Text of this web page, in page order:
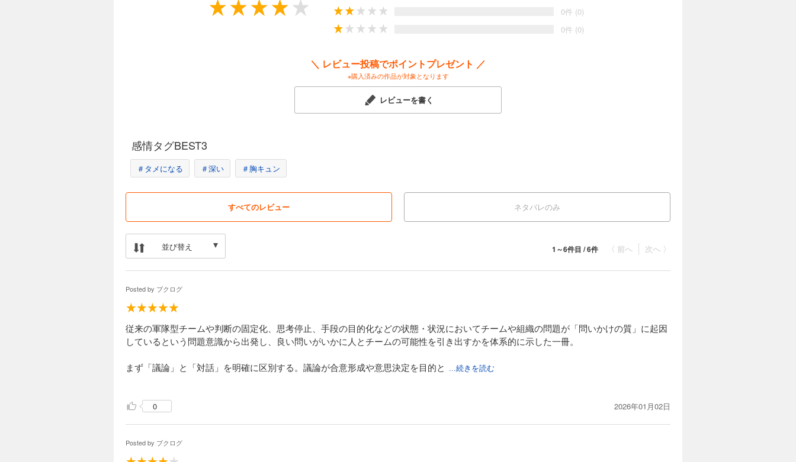
問いかけとは、さまざまなコミュニケーション場面において、相手に質問を投げかけ、反応を促進することです。
そして、「見立てる」「組み立てる」「投げかける」——この3つのサイクルを回すことで、相手の中に眠る思考と行動を引き出していきます。
・ルーツ発掘「いつ頃からこだわるようになったのですか？」
・真善美「”正しい〇〇”とはなんでしょうか？」
固定観念を揺さぶる質問＝ユサブリモード
・仮定法「もし〜だとしたら、どうでしょうか？」
・バイアス破壊「本当にそれが必要ですか？」
◆こんなリーダーにおすすめです
・チームメンバーから主体的な意見や行動を引き出したい方
0件 (0)
0件 (0)
＼ レビュー投稿でポイントプレゼント ／
※購入済みの作品が対象となります
レビューを書く
感情タグBEST3
＃タメになる ＃深い ＃胸キュン
すべてのレビュー ネタバレのみ
並び替え 次へ 〉
〈 前へ
1～6件目 / 6件
Posted by ブクログ
従来の軍隊型チームや判断の固定化、思考停止、手段の目的化などの状態・状況においてチームや組織の問題が「問いかけの質」に起因
しているという問題意識から出発し、良い問いがいかに人とチームの可能性を引き出すかを体系的に示した一冊。
まず「議論」と「対話」を明確に区別する。議論が合意形成や意思決定を目的と ...続きを読む
良いとするか」という基準を問い直す力が重要になり、そのために対話の質が決定的になる。
プデートに焦点を当てる。
0 2026年01月02日
Posted by ブクログ